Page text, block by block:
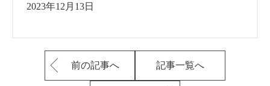
2023年12月13日
前の記事へ 記事一覧へ